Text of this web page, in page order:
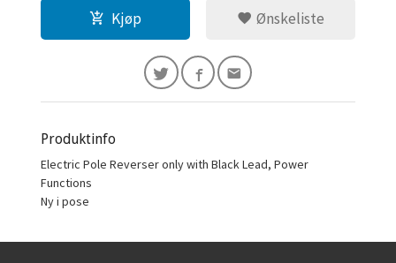
Kjøp Ønskeliste
Produktinfo
Electric Pole Reverser only with Black Lead, Power
Functions
Ny i pose